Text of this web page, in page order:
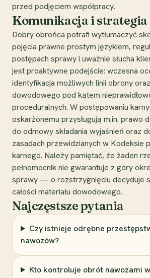
przed podjęciem współpracy.
Komunikacja i
Dobry obrońca potrafi wytłumaczyć
pojęcia prawne prostym językiem,
postępach sprawy i uważnie słucha
jest proaktywne podejście: wczesna
identyfikacja możliwych linii obrony
dowodowego pod kątem
proceduralnych. W postępowaniu
oskarżonemu przysługują m.in. prawo
do odmowy składania wyjaśnień oraz
zasadach przewidzianych w Kodeksie
karnego. Należy pamiętać, że żaden
pełnomocnik nie gwarantuje z góry
sprawy — o rozstrzygnięciu decyduje
całości materiału dowodowego.
Najczęstsze pytania
Czy istnieje odrębne
nawozów?
Kto kontroluje obrót nawozami